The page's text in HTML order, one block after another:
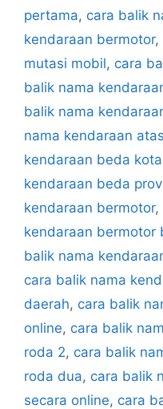
pertama, cara balik
kendaraan bermotor,
mutasi mobil, cara
balik nama
balik nama
nama kendaraan
kendaraan beda kota
kendaraan beda
kendaraan bermotor,
kendaraan bermotor
balik nama
cara balik nama
daerah, cara balik
online, cara balik
roda 2, cara balik
roda dua, cara balik
secara online, cara